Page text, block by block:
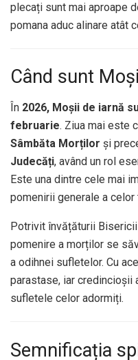
plecați sunt mai aproape
pomana aduc alinare atât
Când sunt
În 2026, Moșii de iarnă
februarie. Ziua mai este
Sâmbăta Morților și
Judecăți, având un rol
Este una dintre cele mai
pomenirii generale a
Potrivit învățăturii
pomenire a morților se
a odihnei sufletelor. Cu
parastase, iar credincioșii
sufletele celor adormiți.
Semnificația